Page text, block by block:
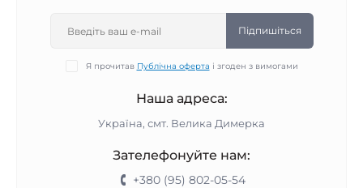
Підпишіться
Я прочитав Публічна оферта і згоден з вимогами
Наша адреса:
Україна, смт. Велика Димерка
Зателефонуйте нам:
+380 (95) 802-05-54